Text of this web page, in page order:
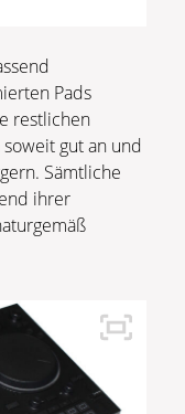
Pads
restlichen
gut an und
Sämtliche
ihrer